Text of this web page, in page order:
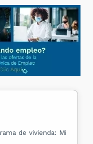
de vivienda: Mi